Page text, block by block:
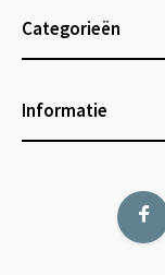
Categorieën
Informatie